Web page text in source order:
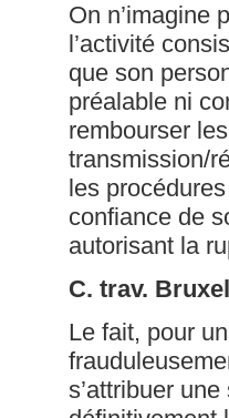
On n’imagine
l’activité
que son
préalable ni
rembourser
transmission/
les
confiance de
autorisant la
C. trav.
Le fait, pour
s’attribuer